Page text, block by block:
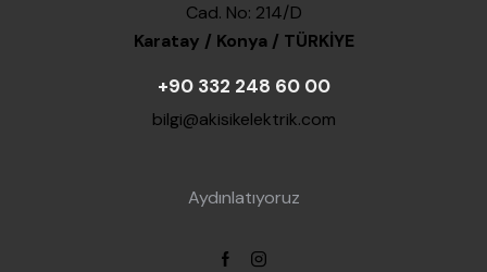
Cad. No: 214/D
Karatay / Konya / TÜRKİYE
+90 332 248 60 00
bilgi@akisikelektrik.com
Aydınlatıyoruz